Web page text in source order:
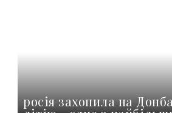
росія захопила на